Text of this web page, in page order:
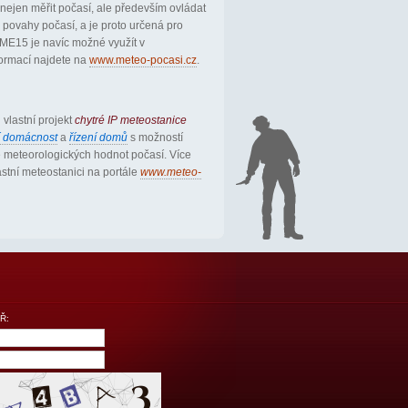
měřit počasí, ale především ovládat
počasí, a je proto určená pro
je navíc možné využít v
najdete na www.meteo-pocasi.cz.
vlastní projekt chytré IP meteostanice
a řízení domů s možností
hodnot počasí. Více
meteostanici na portále www.meteo-